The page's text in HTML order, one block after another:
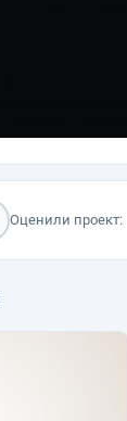
Оценили проект: